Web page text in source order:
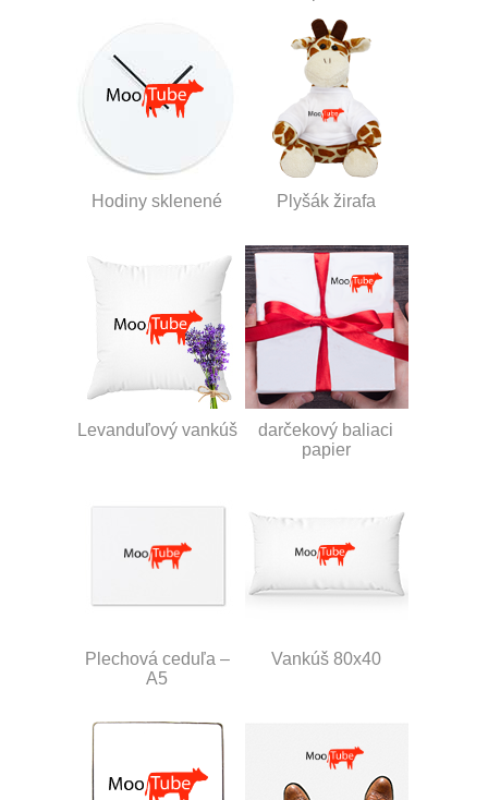
Hodiny sklenené Plyšák žirafa
Levanduľový vankúš
darčekový baliaci
papier
Plechová ceduľa –
A5
Vankúš 80x40